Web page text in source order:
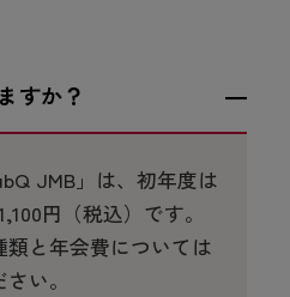
すか？
JMB」は、初年度は
円（税込）です。
と年会費については
い。